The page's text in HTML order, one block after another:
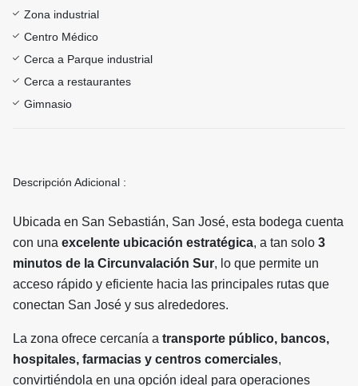
Zona industrial
Centro Médico
Cerca a Parque industrial
Cerca a restaurantes
Gimnasio
Descripción Adicional :
Ubicada en San Sebastián, San José, esta bodega cuenta
con una excelente ubicación estratégica, a tan solo 3
minutos de la Circunvalación Sur, lo que permite un
acceso rápido y eficiente hacia las principales rutas que
conectan San José y sus alrededores.
La zona ofrece cercanía a transporte público, bancos,
hospitales, farmacias y centros comerciales,
convirtiéndola en una opción ideal para operaciones